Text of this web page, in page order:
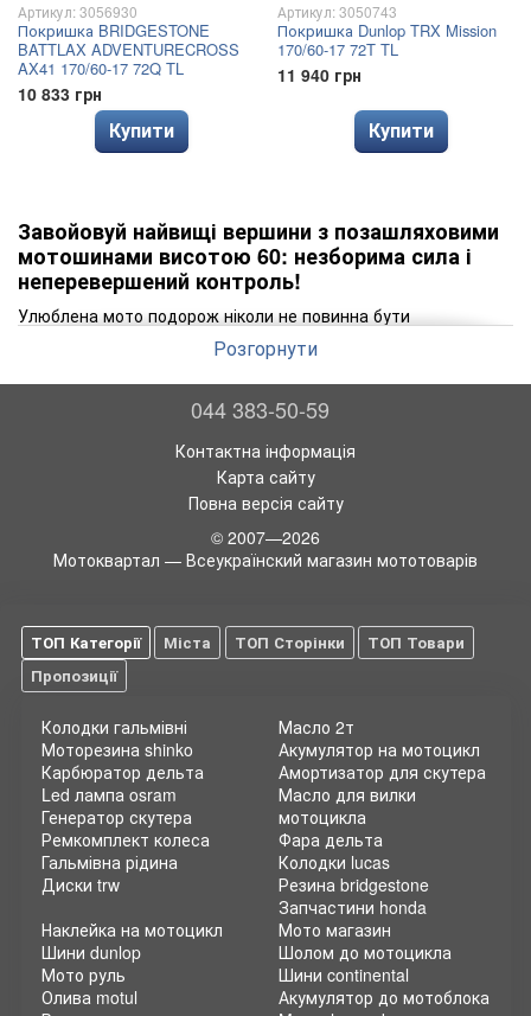
Артикул: 3056930
Покришка BRIDGESTONE
BATTLAX ADVENTURECROSS
AX41 170/60-17 72Q TL
10 833 грн
Купити
Артикул: 3050743
Покришка Dunlop TRX Mission
170/60-17 72T TL
11 940 грн
Купити
Завойовуй найвищі вершини з позашляховими
мотошинами висотою 60: незборима сила і
неперевершений контроль!
Улюблена мото подорож ніколи не повинна бути
перешкоджена поганими шинами. Вибір високоякісних
покришок для вашого мотоцикла - це гарантований успіх на
дорозі. Шини висотою 60 - це незборима сила і
неперевершений контроль, що допоможе вам завойовувати
Важливість якісних мотошин для безпеки на дорозі не
можна недооцінювати. Вони забезпечують гарний
зчеплення з поверхнею дороги, стабільну реакцію на
Ретельна заміна шин вчасно допомагає уникнути небезпеки
та забезпечує безпеку вас та вашого мотоцикла.
нашому онлайн магазині мото запчастин і аксесуарів ви
знайдете широкий вибір позашляхових покришок висотою 60
для різних мотоциклів. Ми пропонуємо тільки найвищу якість
від надійних виробників, які гарантують тривалий термін
Мото магазин Motokvartal
- ваш надійний партнер у
придбанні мотозапчастин та мотошин онлайн. Ми
пропонуємо швидку та зручну доставку по всій країні, гнучкі
умови оплати та професійну консультацію наших експертів.
Замовляйте запчастини та шини онлайн від Motokvartal і
насолоджуйтеся безпечними та захоплюючими мото
подорожами без обмежень!
Розгорнути
044 383-50-59
Контактна інформація
Карта сайту
Повна версія сайту
© 2007—2026
Мотоквартал — Всеукраїнский магазин мототоварів
ТОП Категорії Міста ТОП Сторінки
ТОП Товари
Пропозиції
Колодки гальмівні
Моторезина shinko
Карбюратор дельта
Led лампа osram
Генератор скутера
Ремкомплект колеса
Гальмівна рідина
Диски trw
Масло 2т
Акумулятор на мотоцикл
Амортизатор для скутера
Масло для вилки
мотоцикла
Фара дельта
Колодки lucas
Резина bridgestone
Запчастини honda
Наклейка на мотоцикл
Шини dunlop
Мото руль
Олива motul
Мото магазин
Шолом до мотоцикла
Шини continental
Акумулятор до мотоблока